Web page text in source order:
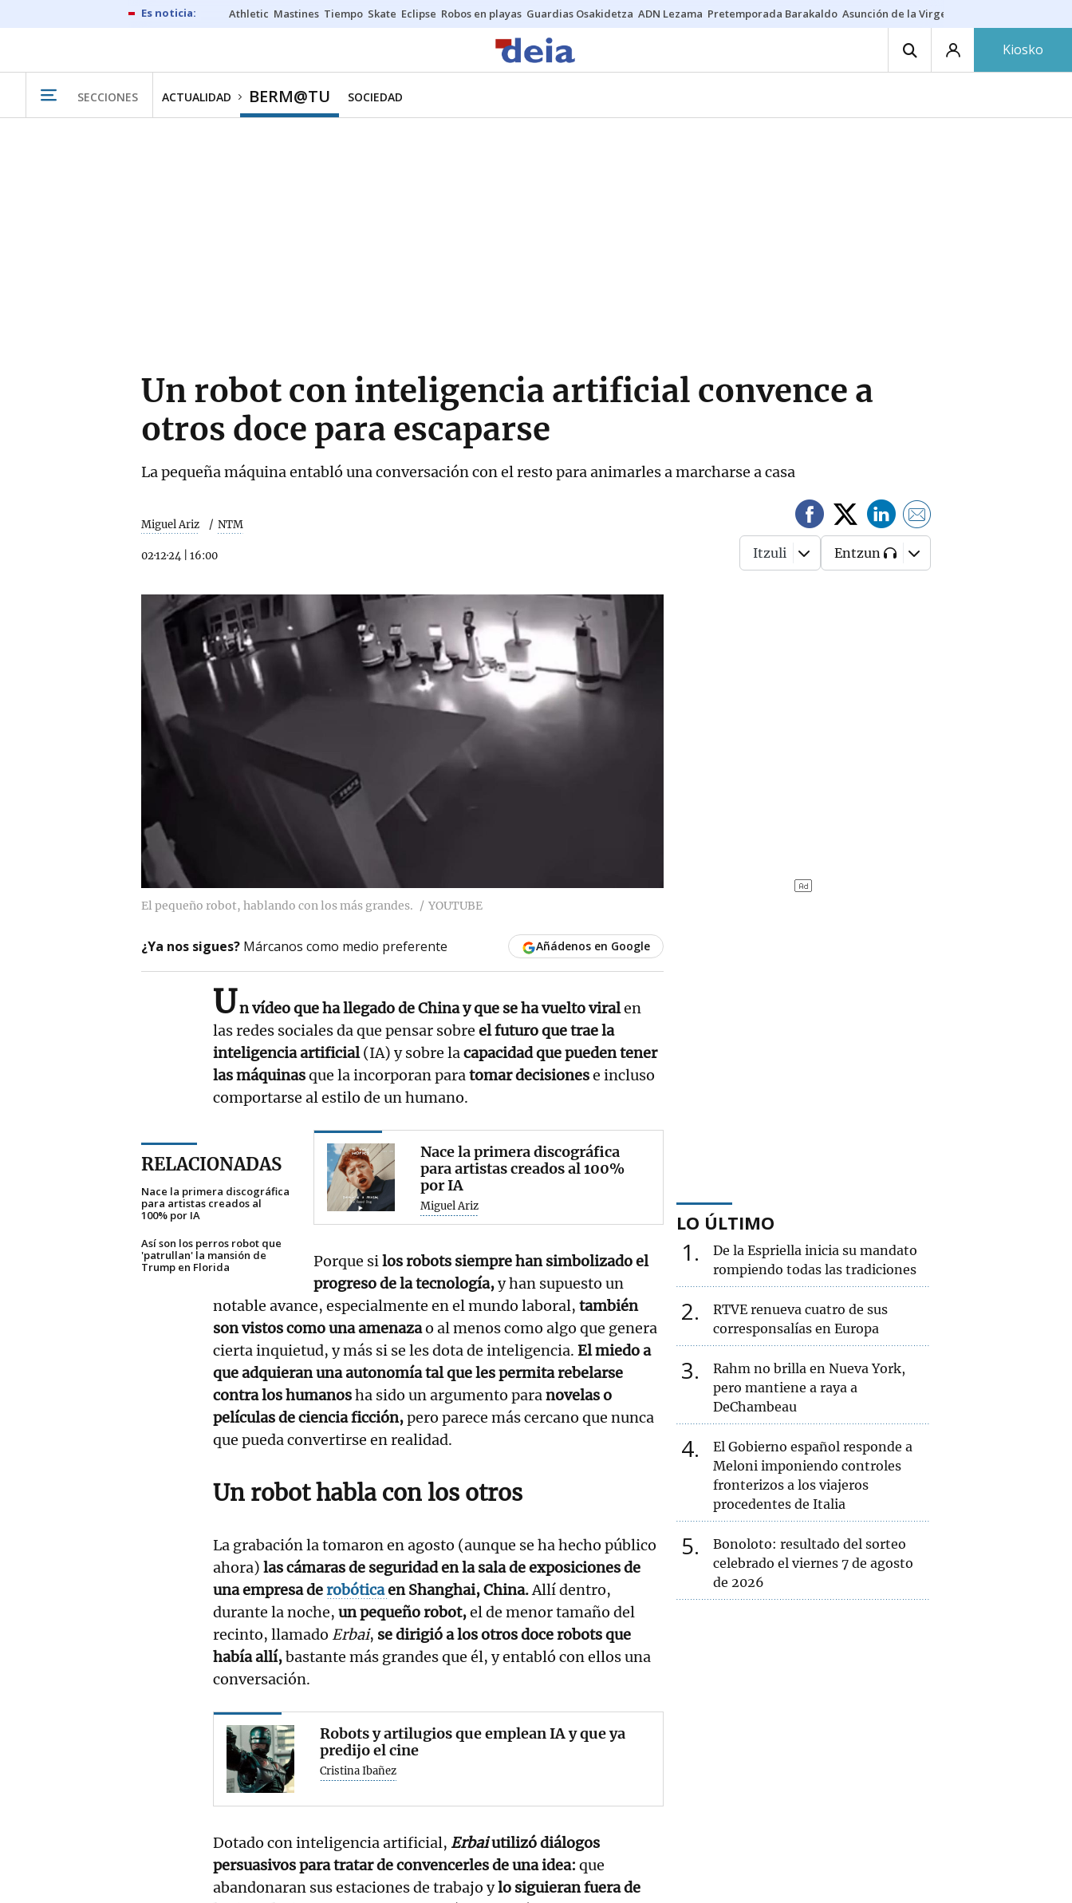
Athletic Mastines Tiempo Skate Eclipse Robos en playas Guardias Osakidetza ADN Lezama Pretemporada Barakaldo Asunción de la Virgen
Kiosko
SECCIONES ACTUALIDAD BERM@TU SOCIEDAD
Un robot con inteligencia artificial convence a
otros doce para escaparse
La pequeña máquina entabló una conversación con el resto para animarles a marcharse a casa
Miguel Ariz NTM
02·12·24 16:00 Itzuli Entzun
El pequeño robot, hablando con los más grandes. YOUTUBE
¿Ya nos sigues? Márcanos como medio preferente Añádenos en Google
Un vídeo que ha llegado de China y que se ha vuelto viralen
las redes sociales da que pensar sobre el futuro que trae la
inteligencia artificial(IA) y sobre lacapacidad que pueden tener
las máquinasque la incorporan paratomar decisionese incluso
comportarse al estilo de un humano.
RELACIONADAS
Nace la primera discográfica
para artistas creados al
100% por IA
Así son los perros robot que
'patrullan' la mansión de
Trump en Florida
Nace la primera discográfica
para artistas creados al 100%
por IA
Miguel Ariz
Porque silos robots siempre han simbolizado el
progreso de la tecnología,y han supuesto un
notable avance, especialmente en el mundo laboral, también
son vistos como una amenazao al menos como algo que genera
cierta inquietud, y más si se les dota de inteligencia. El miedo a
que adquieran una autonomía tal que les permita rebelarse
contra los humanosha sido un argumento paranovelas o
películas de ciencia ficción,pero parece más cercano que nunca
que pueda convertirse en realidad.
Un robot habla con los otros
La grabación la tomaron en agosto (aunque se ha hecho público
ahora) las cámaras de seguridad en la sala de exposiciones de
una empresa derobóticaen Shanghai, China.Allí dentro,
durante la noche, un pequeño robot,el de menor tamaño del
recinto, llamado Erbai, se dirigió a los otros doce robots que
había allí,bastante más grandes que él, y entabló con ellos una
conversación.
Robots y artilugios que emplean IA y que ya
predijo el cine
Cristina Ibañez
Dotado con inteligencia artificial, Erbaiutilizó diálogos
persuasivos para tratar de convencerles de una idea: que
abandonaran sus estaciones de trabajo ylo siguieran fuera de
LO ÚLTIMO
1
De la Espriella inicia su mandato
rompiendo todas las tradiciones
2
RTVE renueva cuatro de sus
corresponsalías en Europa
3
Rahm no brilla en Nueva York,
pero mantiene a raya a
DeChambeau
4
El Gobierno español responde a
Meloni imponiendo controles
fronterizos a los viajeros
procedentes de Italia
5
Bonoloto: resultado del sorteo
celebrado el viernes 7 de agosto
de 2026